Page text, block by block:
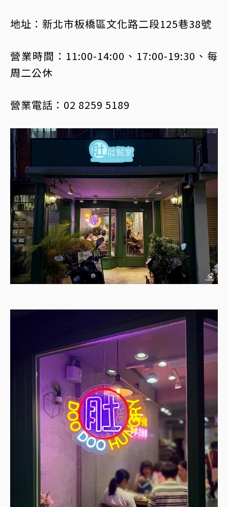
地址：新北市板橋區文化路二段125巷38號
營業時間：11:00-14:00、17:00-19:30、每
周二公休
營業電話：02 8259 5189